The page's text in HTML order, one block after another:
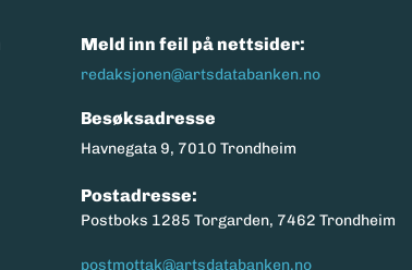
Meld inn feil på nettsider:
redaksjonen@artsdatabanken.no
Besøksadresse
Havnegata 9, 7010 Trondheim
Postadresse:
Postboks 1285 Torgarden, 7462 Trondheim
postmottak@artsdatabanken.no